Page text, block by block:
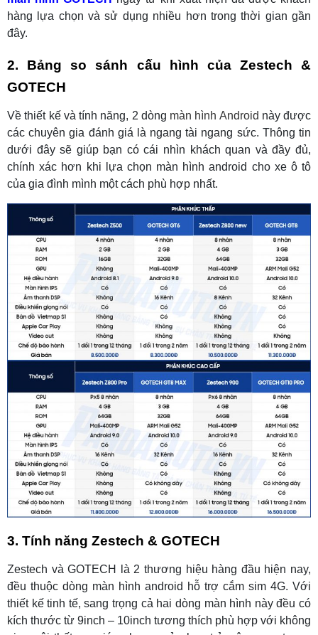
hàng lựa chọn và sử dụng nhiều hơn trong thời gian gần
đây.
2. Bảng so sánh cấu hình của Zestech &
GOTECH
Về thiết kế và tính năng, 2 dòng màn hình Android này được
các chuyên gia đánh giá là ngang tài ngang sức. Thông tin
dưới đây sẽ giúp bạn có cái nhìn khách quan và đầy đủ,
chính xác hơn khi lựa chọn màn hình android cho xe ô tô
của gia đình mình một cách phù hợp nhất.
3. Tính năng Zestech & GOTECH
Zestech và GOTECH là 2 thương hiệu hàng đầu hiện nay,
đều thuộc dòng màn hình android hỗ trợ cắm sim 4G. Với
thiết kế tinh tế, sang trọng cả hai dòng màn hình này đều có
kích thước từ 9inch – 10inch tương thích phù hợp với không